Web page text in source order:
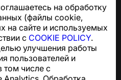
на обработку
(файлы cookie,
на сайте и используемых
с COOKIE POLICY.
улучшения работы
пользователей и
том числе с
GDPR: